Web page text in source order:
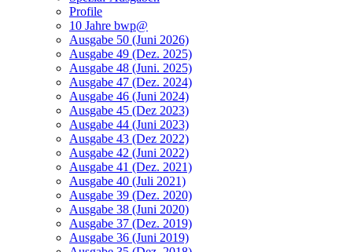
Profile
10 Jahre bwp@
Ausgabe 50 (Juni 2026)
Ausgabe 49 (Dez. 2025)
Ausgabe 48 (Juni. 2025)
Ausgabe 47 (Dez. 2024)
Ausgabe 46 (Juni 2024)
Ausgabe 45 (Dez 2023)
Ausgabe 44 (Juni 2023)
Ausgabe 43 (Dez 2022)
Ausgabe 42 (Juni 2022)
Ausgabe 41 (Dez. 2021)
Ausgabe 40 (Juli 2021)
Ausgabe 39 (Dez. 2020)
Ausgabe 38 (Juni 2020)
Ausgabe 37 (Dez. 2019)
Ausgabe 36 (Juni 2019)